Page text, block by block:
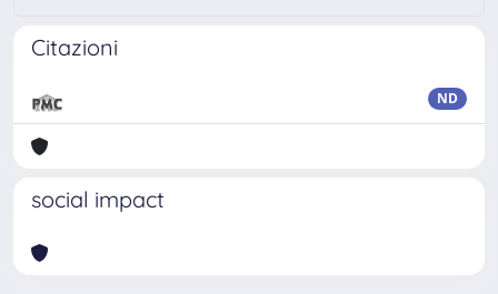
Citazioni
ND
social impact